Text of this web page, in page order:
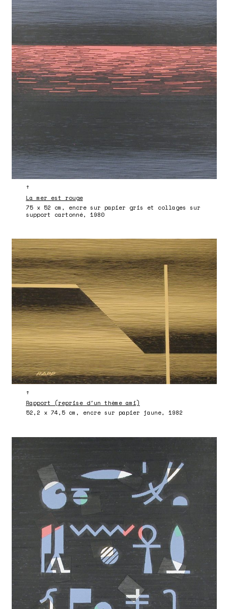
↑
La mer est rouge
75 x 52 cm, encre sur papier gris et collages sur
support cartonné, 1980
↑
Rapport (reprise d'un thème ami)
52,2 x 74,5 cm, encre sur papier jaune, 1982